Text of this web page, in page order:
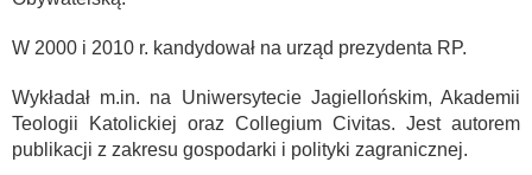
W 2000 i 2010 r. kandydował na urząd prezydenta RP.
Wykładał m.in. na Uniwersytecie Jagiellońskim, Akademii
Teologii Katolickiej oraz Collegium Civitas. Jest autorem
publikacji z zakresu gospodarki i polityki zagranicznej.